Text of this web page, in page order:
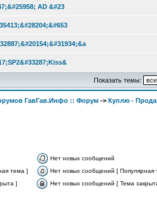
AD &#23
Показать темы:
ГавГав.Инфо :: Форум -> Куплю -
Нет новых сообщений
тема ]
Нет новых сообщений [ Популярная
]
Нет новых сообщений [ Тема